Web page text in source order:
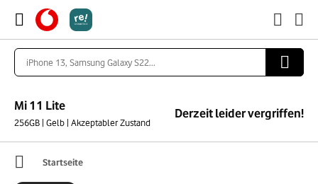
Mi 11 Lite
256GB | Gelb | Akzeptabler Zustand
Derzeit leider vergriffen!
Startseite